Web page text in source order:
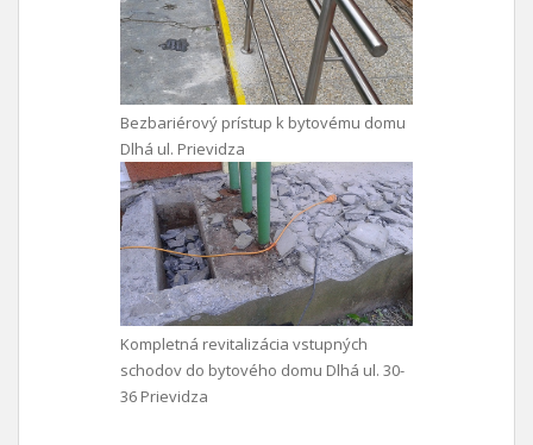
Bezbariérový prístup k bytovému domu
Dlhá ul. Prievidza
Kompletná revitalizácia vstupných
schodov do bytového domu Dlhá ul. 30-
36 Prievidza